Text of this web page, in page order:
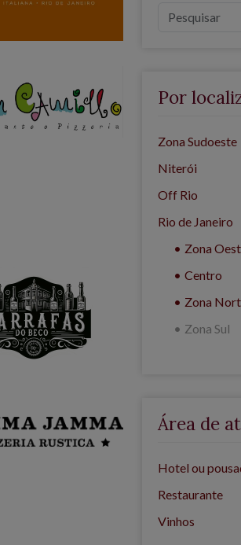
Por
Zona Sudoeste
Niterói
Off Rio
Rio de Janeiro
Zona
Centro
Zona
Zona Sul
Área de
Hotel ou
Restaurante
Vinhos